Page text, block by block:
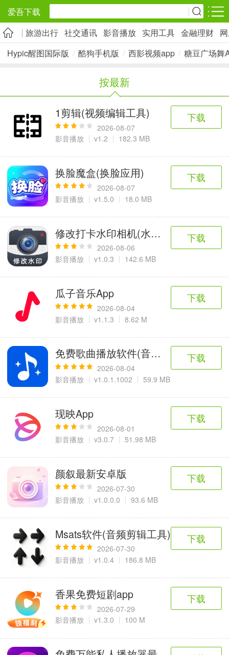
爱吾下载
安卓应用 安卓游戏
旅游出行
社交通讯
2千+款应用
影音播放
实用工具
2万+款应用
金融理财
2百+款应用
网上购物
资讯阅读
1万+款应用
学习办公
3万+款应用
生活服务
2万+款应用
医疗健康
6千+款应用
母婴育儿
2百+款应用
趣味娱乐
3千+款应用
图像拍照
9百+款应用
旅游出行 社交通讯 影音播放 实用工具 金融理财
Hypic醒图国际版 / 酷狗手机版 / 西影视频app / 糖豆广场舞
按最新
1剪辑(视频编辑工具)
2026-08-07
影音播放
v1.2 182.3 MB
下载
换脸魔盒(换脸应用)
2026-08-07
影音播放
v1.5.0 18.0 MB
下载
修改打卡水印相机(水印相机功能)
2026-08-06
影音播放
v1.0.3 142.6 MB
下载
瓜子音乐App
2026-08-04
影音播放
v1.1.3 8.62 M
下载
免费歌曲播放软件(音乐畅听软件)
2026-08-04
影音播放
v1.0.1.1002 59.9 MB
下载
现映App
2026-08-01
影音播放
v3.0.7 51.98 MB
下载
颜叙最新安卓版
2026-07-30
影音播放
v1.0.0.0 93.6 MB
下载
Msats软件(音频剪辑工具)
2026-07-30
影音播放
v1.0.4 186.8 MB
下载
香果免费短剧app
2026-07-29
影音播放
v1.3.0 100 M
下载